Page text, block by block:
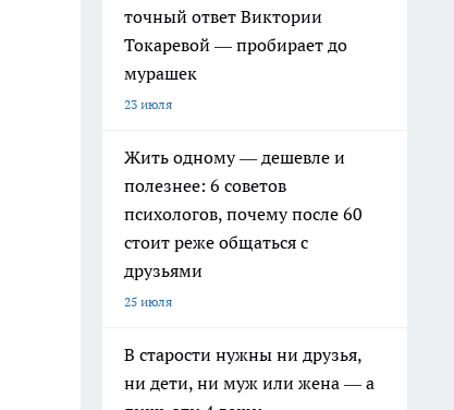
точный ответ Виктории
Токаревой — пробирает до
мурашек
23 июля
Жить одному — дешевле и
полезнее: 6 советов
психологов, почему после 60
стоит реже общаться с
друзьями
25 июля
В старости нужны ни друзья,
ни дети, ни муж или жена — а